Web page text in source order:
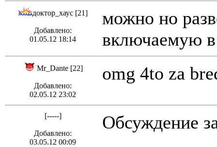
доктор_хаус [21]
Добавлено:
01.05.12 18:14
можно но
включаемую
Mr_Dante [22]
Добавлено:
02.05.12 23:02
omg 4to za
[-----]
Добавлено:
03.05.12 00:09
Обсуждение